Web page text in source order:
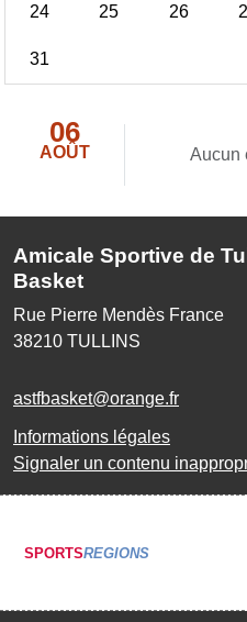
24 25 26
31
06
AOÛT Aucun
Amicale Sportive de
Basket
Rue Pierre Mendès France
38210 TULLINS
astfbasket@orange.fr
Informations légales
Signaler un contenu
SPORTSREGIONS